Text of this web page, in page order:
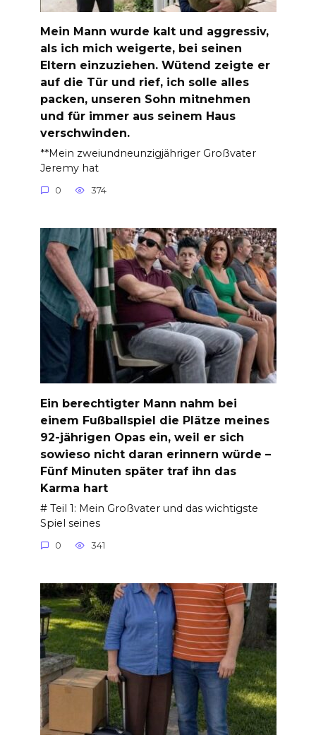
Mein Mann wurde kalt und aggressiv,
als ich mich weigerte, bei seinen
Eltern einzuziehen. Wütend zeigte er
auf die Tür und rief, ich solle alles
packen, unseren Sohn mitnehmen
und für immer aus seinem Haus
verschwinden.
**Mein zweiundneunzigjähriger Großvater
Jeremy hat
0 374
Ein berechtigter Mann nahm bei
einem Fußballspiel die Plätze meines
92-jährigen Opas ein, weil er sich
sowieso nicht daran erinnern würde –
Fünf Minuten später traf ihn das
Karma hart
# Teil 1: Mein Großvater und das wichtigste
Spiel seines
0 341